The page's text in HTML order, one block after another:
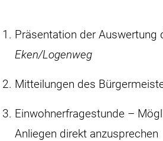
Präsentation der Auswertung
Eken/Logenweg
Mitteilungen des
Einwohnerfragestunde –
Anliegen direkt anzusprechen